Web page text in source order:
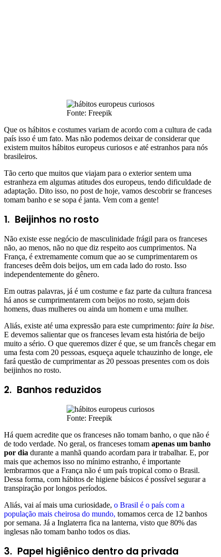
Fonte: Freepik
Que os hábitos e costumes variam de acordo com a cultura de cada
país isso é um fato. Mas não podemos deixar de considerar que
existem muitos hábitos europeus curiosos e até estranhos para nós
brasileiros.
Tão certo que muitos que viajam para o exterior sentem uma
estranheza em algumas atitudes dos europeus, tendo dificuldade de
adaptação. Dito isso, no post de hoje, vamos descobrir se franceses
tomam banho e se sopa é janta. Vem com a gente!
1. Beijinhos no rosto
Não existe esse negócio de masculinidade frágil para os franceses
não, ao menos, não no que diz respeito aos cumprimentos. Na
França, é extremamente comum que ao se cumprimentarem os
franceses deêm dois beijos, um em cada lado do rosto. Isso
independentemente do gênero.
Em outras palavras, já é um costume e faz parte da cultura francesa
há anos se cumprimentarem com beijos no rosto, sejam dois
homens, duas mulheres ou ainda um homem e uma mulher.
Aliás, existe até uma expressão para este cumprimento: faire la bise.
E devemos salientar que os franceses levam esta história de beijo
muito a sério. O que queremos dizer é que, se um francês chegar em
uma festa com 20 pessoas, esqueça aquele tchauzinho de longe, ele
fará questão de cumprimentar as 20 pessoas presentes com os dois
beijinhos no rosto.
2. Banhos reduzidos
Fonte: Freepik
Há quem acredite que os franceses não tomam banho, o que não é
de todo verdade. No geral, os franceses tomam apenas um banho
por dia durante a manhã quando acordam para ir trabalhar. E, por
mais que achemos isso no mínimo estranho, é importante
lembrarmos que a França não é um país tropical como o Brasil.
Dessa forma, com hábitos de higiene básicos é possível segurar a
transpiração por longos períodos.
Aliás, vai aí mais uma curiosidade, o Brasil é o país com a
população mais cheirosa do mundo, tomamos cerca de 12 banhos
por semana. Já a Inglaterra fica na lanterna, visto que 80% das
inglesas não tomam banho todos os dias.
3. Papel higiênico dentro da privada